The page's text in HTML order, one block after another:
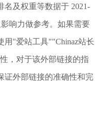
名及权重等数据于 2021-
响力做参考。如果需要
用"爱站工具""Chinaz站长
，对于该外部链接的指
证外部链接的准确性和完